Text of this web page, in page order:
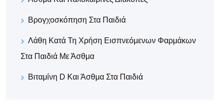
Βρογχοσκόπηση Στα Παιδιά
Λάθη Κατά Τη Χρήση Εισπνεόμενων Φαρμάκων
Στα Παιδιά Με Άσθμα
Βιταμίνη D Και Άσθμα Στα Παιδιά